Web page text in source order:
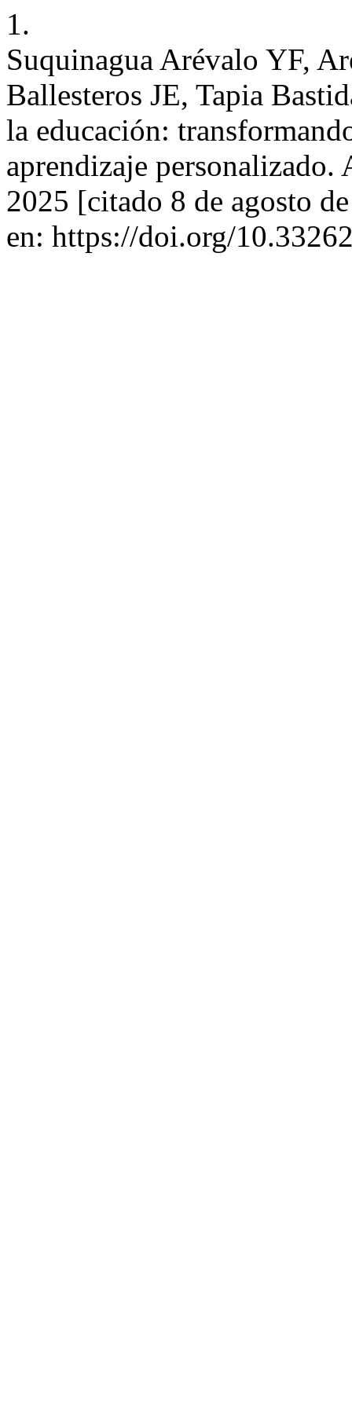
1.
Suquinagua Arévalo YF,
Ballesteros JE, Tapia
la educación:
aprendizaje
2025 [citado 8 de agosto
en: https://doi.org/